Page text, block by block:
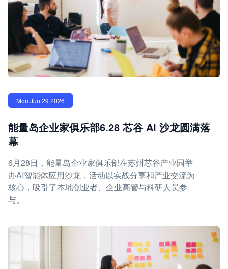
Mon Jun 29 2026
能量岛企业家俱乐部6.28 芯谷 AI 沙龙圆满落
幕
6月28日，能量岛企业家俱乐部在苏州芯谷产业园举
办AI智能体应用沙龙，活动以实战分享和产业交流为
核心，吸引了本地创业者、企业高管与科研人员参
与。